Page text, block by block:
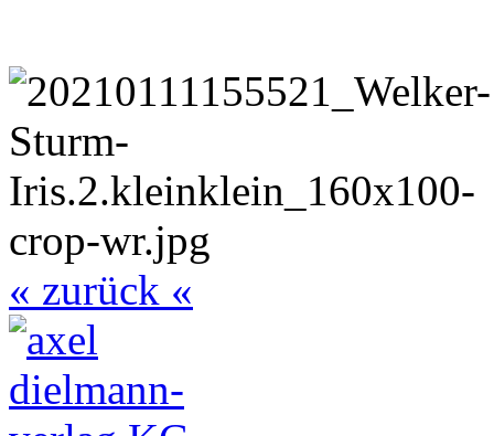
« zurück «